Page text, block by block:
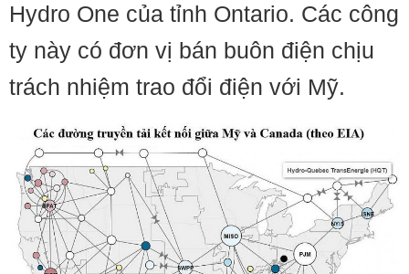
Hydro One của tỉnh Ontario. Các công
ty này có đơn vị bán buôn điện chịu
trách nhiệm trao đổi điện với Mỹ.